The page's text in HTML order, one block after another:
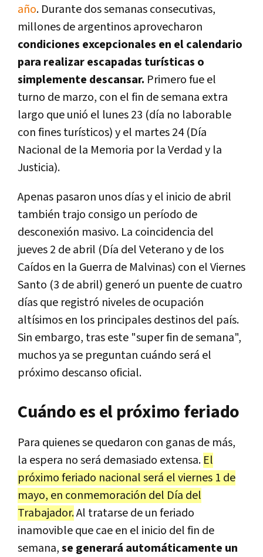
año. Durante dos semanas consecutivas,
millones de argentinos aprovecharon
condiciones excepcionales en el calendario
para realizar escapadas turísticas o
simplemente descansar. Primero fue el
turno de marzo, con el fin de semana extra
largo que unió el lunes 23 (día no laborable
con fines turísticos) y el martes 24 (Día
Nacional de la Memoria por la Verdad y la
Justicia).
Apenas pasaron unos días y el inicio de abril
también trajo consigo un período de
desconexión masivo. La coincidencia del
jueves 2 de abril (Día del Veterano y de los
Caídos en la Guerra de Malvinas) con el Viernes
Santo (3 de abril) generó un puente de cuatro
días que registró niveles de ocupación
altísimos en los principales destinos del país.
Sin embargo, tras este "super fin de semana",
muchos ya se preguntan cuándo será el
próximo descanso oficial.
Cuándo es el próximo feriado
Para quienes se quedaron con ganas de más,
la espera no será demasiado extensa. El
próximo feriado nacional será el viernes 1 de
mayo, en conmemoración del Día del
Trabajador.Al tratarse de un feriado
inamovible que cae en el inicio del fin de
semana,se generará automáticamente un